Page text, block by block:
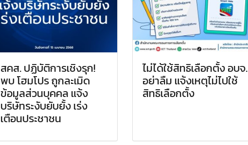
สคส. ปฏิบัติการเชิงรุก!
พบ โฮมโปร ถูกละเมิด
ข้อมูลส่วนบุคคล แจ้ง
บริษัทระงับยับยั้ง เร่ง
เตือนประชาชน
ไม่ได้ใช้สิทธิเลือกตั้ง อบจ.
อย่าลืม แจ้งเหตุไม่ไปใช้
สิทธิเลือกตั้ง